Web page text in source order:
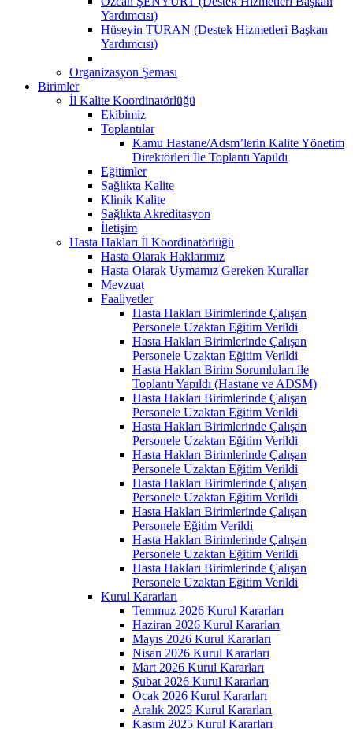
Yardımcısı)
Hüseyin TURAN (Destek Hizmetleri Başkan
Yardımcısı)
Organizasyon Şeması
Birimler
İl Kalite Koordinatörlüğü
Ekibimiz
Toplantılar
Kamu Hastane/Adsm’lerin Kalite Yönetim
Direktörleri İle Toplantı Yapıldı
Eğitimler
Sağlıkta Kalite
Klinik Kalite
Sağlıkta Akreditasyon
İletişim
Hasta Hakları İl Koordinatörlüğü
Hasta Olarak Haklarımız
Hasta Olarak Uymamız Gereken Kurallar
Mevzuat
Faaliyetler
Hasta Hakları Birimlerinde Çalışan
Personele Uzaktan Eğitim Verildi
Hasta Hakları Birimlerinde Çalışan
Personele Uzaktan Eğitim Verildi
Hasta Hakları Birim Sorumluları ile
Toplantı Yapıldı (Hastane ve ADSM)
Hasta Hakları Birimlerinde Çalışan
Personele Uzaktan Eğitim Verildi
Hasta Hakları Birimlerinde Çalışan
Personele Uzaktan Eğitim Verildi
Hasta Hakları Birimlerinde Çalışan
Personele Uzaktan Eğitim Verildi
Hasta Hakları Birimlerinde Çalışan
Personele Uzaktan Eğitim Verildi
Hasta Hakları Birimlerinde Çalışan
Personele Eğitim Verildi
Hasta Hakları Birimlerinde Çalışan
Personele Uzaktan Eğitim Verildi
Hasta Hakları Birimlerinde Çalışan
Personele Uzaktan Eğitim Verildi
Kurul Kararları
Temmuz 2026 Kurul Kararları
Haziran 2026 Kurul Kararları
Mayıs 2026 Kurul Kararları
Nisan 2026 Kurul Kararları
Mart 2026 Kurul Kararları
Şubat 2026 Kurul Kararları
Ocak 2026 Kurul Kararları
Aralık 2025 Kurul Kararları
Kasım 2025 Kurul Kararları